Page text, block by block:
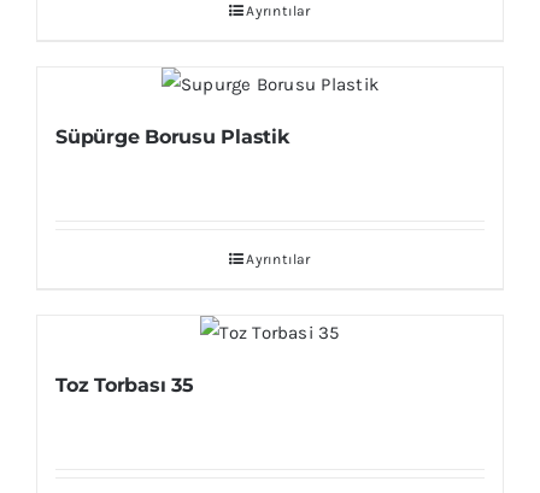
Ayrıntılar
Süpürge Borusu Plastik
Ayrıntılar
Toz Torbası 35